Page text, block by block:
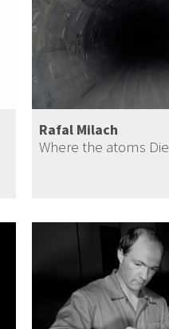
Rafal Milach
Where the atoms Die